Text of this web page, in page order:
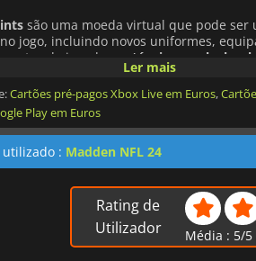
são uma moeda virtual que pode
jogo, incluindo novos uniformes,
de jogadores,
técnicos e
e eventos exclusivos. Madden
sua experiência no Madden NFL 24 e
separadamente), todas as
EA são necessários.
Ler mais
Cartões pré-pagos Xbox Live em Euros,
Play em Euros
: Madden NFL 24
Rating de
Utilizador
Média : 5/5